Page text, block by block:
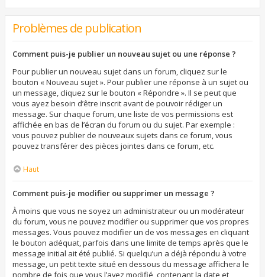
Problèmes de publication
Comment puis-je publier un nouveau sujet ou une réponse ?
Pour publier un nouveau sujet dans un forum, cliquez sur le
bouton « Nouveau sujet ». Pour publier une réponse à un sujet ou
un message, cliquez sur le bouton « Répondre ». Il se peut que
vous ayez besoin d’être inscrit avant de pouvoir rédiger un
message. Sur chaque forum, une liste de vos permissions est
affichée en bas de l’écran du forum ou du sujet. Par exemple :
vous pouvez publier de nouveaux sujets dans ce forum, vous
pouvez transférer des pièces jointes dans ce forum, etc.
Haut
Comment puis-je modifier ou supprimer un message ?
À moins que vous ne soyez un administrateur ou un modérateur
du forum, vous ne pouvez modifier ou supprimer que vos propres
messages. Vous pouvez modifier un de vos messages en cliquant
le bouton adéquat, parfois dans une limite de temps après que le
message initial ait été publié. Si quelqu’un a déjà répondu à votre
message, un petit texte situé en dessous du message affichera le
nombre de fois que vous l’avez modifié, contenant la date et